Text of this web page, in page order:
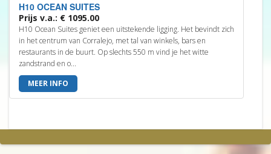
H10 OCEAN SUITES
Prijs v.a.: € 1095.00
H10 Ocean Suites geniet een uitstekende ligging. Het bevindt zich
in het centrum van Corralejo, met tal van winkels, bars en
restaurants in de buurt. Op slechts 550 m vind je het witte
zandstrand en o...
MEER INFO